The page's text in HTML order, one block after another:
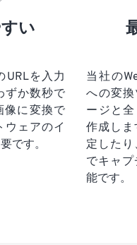
い
URLを入力
ずか数秒で
像に変換で
ウェアのイ
です。
当社の
への変
ージと
作成し
定したり
でキャ
能です。